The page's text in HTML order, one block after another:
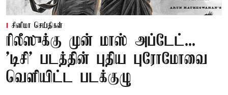
சினிமா செய்திகள்
ரிலீஸுக்கு முன் மாஸ் அப்டேட்...
'டிசி' படத்தின் புதிய புரோமோவை
வெளியிட்ட படக்குழு